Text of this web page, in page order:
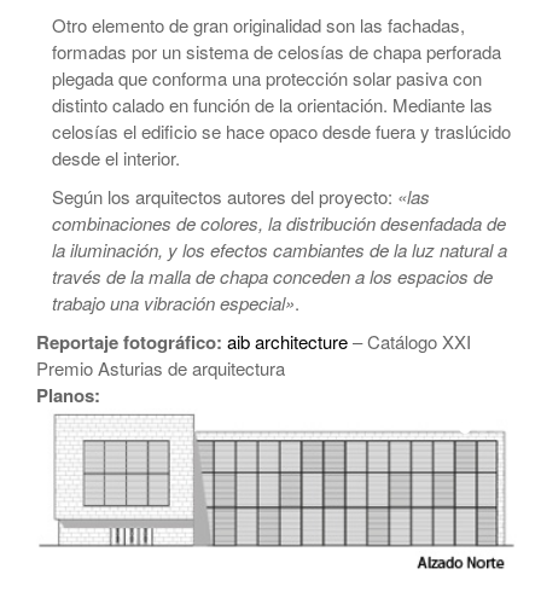
Otro elemento de gran originalidad son las fachadas,
formadas por un sistema de celosías de chapa perforada
plegada que conforma una protección solar pasiva con
distinto calado en función de la orientación. Mediante las
celosías el edificio se hace opaco desde fuera y traslúcido
desde el interior.
Según los arquitectos autores del proyecto: «las
combinaciones de colores, la distribución desenfadada de
la iluminación, y los efectos cambiantes de la luz natural a
través de la malla de chapa conceden a los espacios de
trabajo una vibración especial».
Reportaje fotográfico: aib architecture– Catálogo XXI
Premio Asturias de arquitectura
Planos: